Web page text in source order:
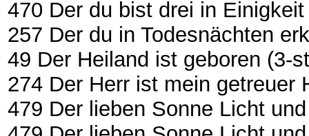
470 Der du bist drei in
257 Der du in Todesnächten
49 Der Heiland ist geboren (3-
274 Der Herr ist mein
479 Der lieben Sonne Licht